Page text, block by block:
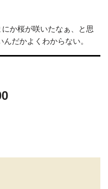
か桜が咲いたなぁ、と思
だかよくわからない。